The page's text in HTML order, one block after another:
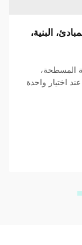
البنية،
المسطحة،
اختيار واحدة